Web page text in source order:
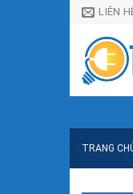
Chuyển
dung
LIÊN
TRANG